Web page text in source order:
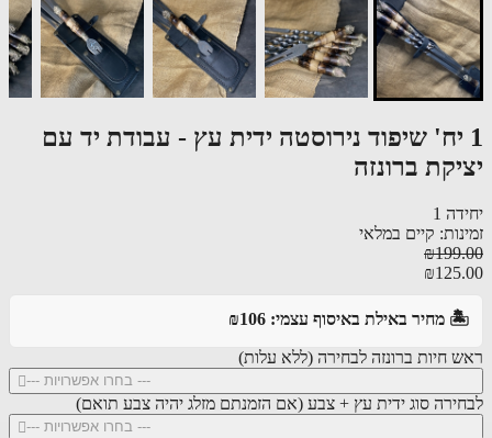
יח' שיפוד נירוסטה ידית עץ - עבודת יד עם
ברונזה
1
קיים במלאי
מחיר באילת באיסוף עצמי: ₪106
חיות ברונזה לבחירה (ללא עלות)
--- בחרו אפשרויות ---
סוג ידית עץ + צבע (אם הזמנתם מזלג יהיה צבע תואם)
--- בחרו אפשרויות ---